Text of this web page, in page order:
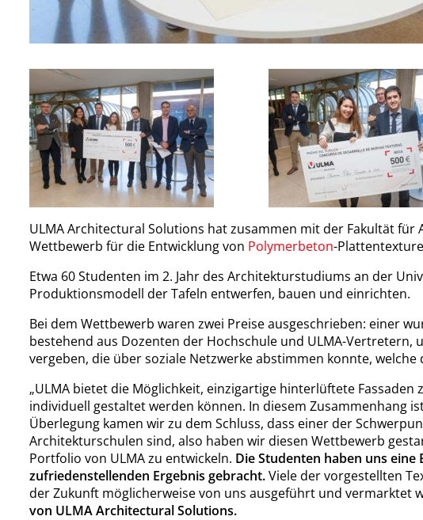
ULMA Architectural Solutions hat zusammen mit der Fakultät
Wettbewerb für die Entwicklung von Polymerbeton-
Etwa 60 Studenten im 2. Jahr des Architekturstudiums an der
Produktionsmodell der Tafeln entwerfen, bauen und einrichten.
Bei dem Wettbewerb waren zwei Preise ausgeschrieben: einer
bestehend aus Dozenten der Hochschule und ULMA-
vergeben, die über soziale Netzwerke abstimmen konnte,
„ULMA bietet die Möglichkeit, einzigartige hinterlüftete
individuell gestaltet werden können. In diesem Zusammenhang
Überlegung kamen wir zu dem Schluss, dass einer der
Architekturschulen sind, also haben wir diesen Wettbewerb
Portfolio von ULMA zu entwickeln. Die Studenten haben uns
zufriedenstellenden Ergebnis gebracht.Viele der vorgestellten
der Zukunft möglicherweise von uns ausgeführt und vermarktet
von ULMA Architectural Solutions.